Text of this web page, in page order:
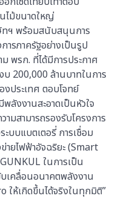
ไม้ขนาดใหญ่
ทฯ พร้อมสนับสนุนการ
ารภาครัฐอย่างเป็นรูป
พรก. ที่ได้มีการประกาศ
200,000 ล้านบาทในการ
ประเทศ ตอบโจทย์
ลังงานสะอาดเป็นหัวใจ
มสามารถรองรับโครงการ
บบแบตเตอรี่ การเชื่อม
ยไฟฟ้าอัจฉริยะ (Smart
ในการเป็น
เคลื่อนอนาคตพลังงาน
ห้เกิดขึ้นได้จริงในทุกมิติ”